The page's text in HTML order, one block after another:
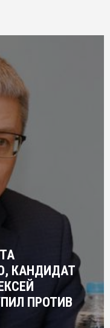
КАНДИДАТ
ПРОТИВ